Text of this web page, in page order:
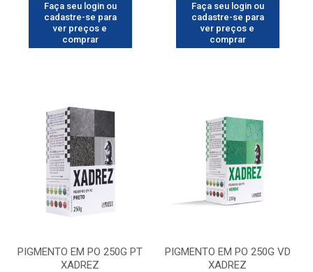
Faça seu login ou
cadastre-se para
ver preços e
comprar
Faça seu login ou
cadastre-se para
ver preços e
comprar
PIGMENTO EM PO 250G PT
XADREZ
PIGMENTO EM PO 250G VD
XADREZ